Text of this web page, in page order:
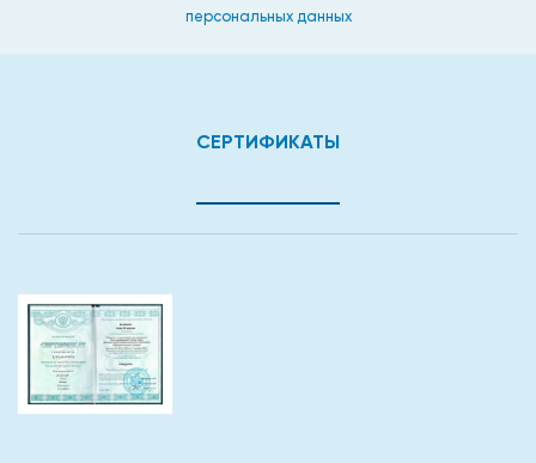
персональных данных
СЕРТИФИКАТЫ